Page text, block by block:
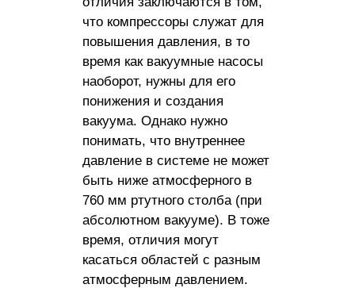
что компрессоры служат для
повышения давления, в то
время как вакуумные насосы
наоборот, нужны для его
понижения и создания
вакуума. Однако нужно
понимать, что внутреннее
давление в системе не может
быть ниже атмосферного в
760 мм ртутного столба (при
абсолютном вакууме). В тоже
время, отличия могут
касаться областей с разным
атмосферным давлением.